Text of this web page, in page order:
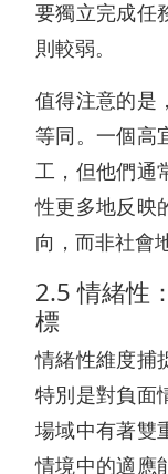
要獨立完成任
則較弱。
值得注意的是
等同。一個高
工，但他們通
性更多地反映
向，而非社會
2.5 情緒性
標
情緒性維度捕
特別是對負面
場域中有著雙
情境中的適應